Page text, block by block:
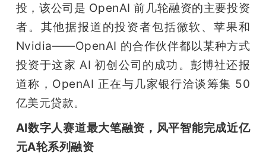
投，该公司是 OpenAI 前几轮融资的主要投资
者。其他据报道的投资者包括微软、苹果和
Nvidia——OpenAI 的合作伙伴都以某种方式
投资于这家 AI 初创公司的成功。彭博社还报
道称，OpenAI 正在与几家银行洽谈筹集 50
亿美元贷款。
AI数字人赛道最大笔融资，风平智能完成近亿
元A轮系列融资